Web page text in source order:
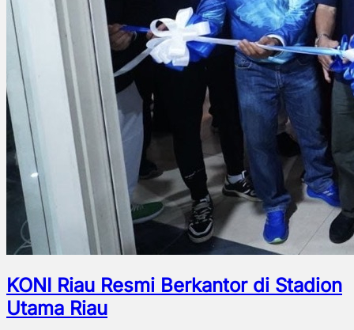
KONI Riau Resmi Berkantor di Stadion
Utama Riau